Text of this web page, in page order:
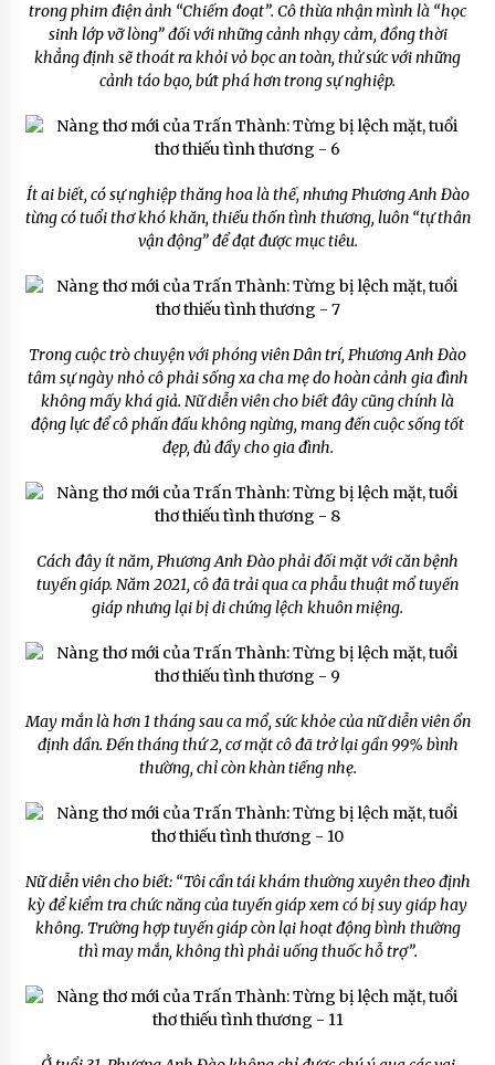
trong phim điện ảnh “Chiếm đoạt”. Cô thừa nhận mình là “học
sinh lớp vỡ lòng” đối với những cảnh nhạy cảm, đồng thời
khẳng định sẽ thoát ra khỏi vỏ bọc an toàn, thử sức với những
cảnh táo bạo, bứt phá hơn trong sự nghiệp.
Ít ai biết, có sự nghiệp thăng hoa là thế, nhưng Phương Anh Đào
từng có tuổi thơ khó khăn, thiếu thốn tình thương, luôn “tự thân
vận động” để đạt được mục tiêu.
Trong cuộc trò chuyện với phóng viên Dân trí, Phương Anh Đào
tâm sự ngày nhỏ cô phải sống xa cha mẹ do hoàn cảnh gia đình
không mấy khá giả. Nữ diễn viên cho biết đây cũng chính là
động lực để cô phấn đấu không ngừng, mang đến cuộc sống tốt
đẹp, đủ đầy cho gia đình.
Cách đây ít năm, Phương Anh Đào phải đối mặt với căn bệnh
tuyến giáp. Năm 2021, cô đã trải qua ca phẫu thuật mổ tuyến
giáp nhưng lại bị di chứng lệch khuôn miệng.
May mắn là hơn 1 tháng sau ca mổ, sức khỏe của nữ diễn viên ổn
định dần. Đến tháng thứ 2, cơ mặt cô đã trở lại gần 99% bình
thường, chỉ còn khàn tiếng nhẹ.
Nữ diễn viên cho biết: “Tôi cần tái khám thường xuyên theo định
kỳ để kiểm tra chức năng của tuyến giáp xem có bị suy giáp hay
không. Trường hợp tuyến giáp còn lại hoạt động bình thường
thì may mắn, không thì phải uống thuốc hỗ trợ”.